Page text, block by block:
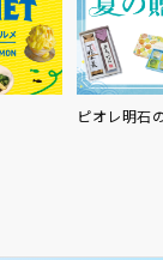
ピオレ明石